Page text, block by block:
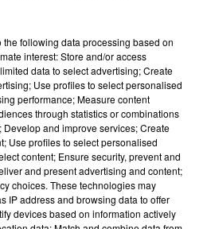
(45) - FOOTBALL,
DU FC...
du FC Sant-Jean-le-
the following data processing based on
interest: Store and/or access
data to select advertising; Create
Use profiles to select personalised
performance; Measure content
through statistics or combinations
Develop and improve services; Create
Use profiles to select personalised
content; Ensure security, prevent and
and present advertising and content;
choices. These technologies may
IP address and browsing data to offer
devices based on information actively